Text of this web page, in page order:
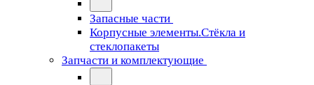
Запасные части
Корпусные элементы.Стёкла и
стеклопакеты
Запчасти и комплектующие